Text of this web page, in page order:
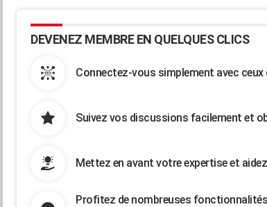
DEVENEZ MEMBRE EN QUELQUES CLICS
Connectez-vous simplement avec
Suivez vos discussions facilement et
Mettez en avant votre expertise et
Profitez de nombreuses